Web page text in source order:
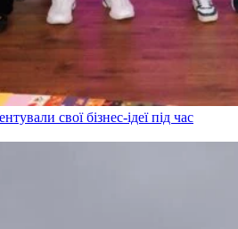
свої бізнес-ідеї під час